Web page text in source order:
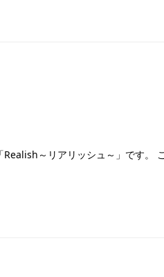
～リアリッシュ～」です。